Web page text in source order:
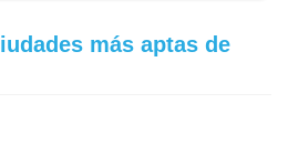
más aptas de